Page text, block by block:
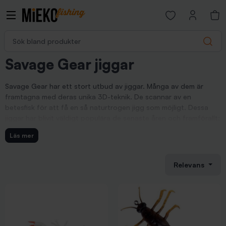
Search
Open favorites
Savage Gear jiggar
Savage Gear har ett stort utbud av jiggar. Många av dem är
framtagna med deras unika 3D-teknik. De scannar av en
-De levererar fisk.
scanning av en löja och passar både vid vertikal och
dropshotfiske. Dessa jiggar från sätter en helt ny trend för
jiggar. De kan tillverkas extremt realistiska för att likna en
Läs mer
Relevans